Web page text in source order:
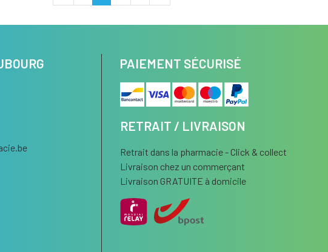
PAIEMENT SÉCURISÉ
RETRAIT / LIVRAISON
Retrait dans la pharmacie - Click & collect
Livraison chez un commerçant
Livraison GRATUITE à domicile